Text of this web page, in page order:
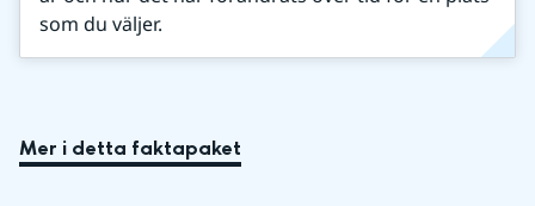
som du väljer.
Mer i detta faktapaket